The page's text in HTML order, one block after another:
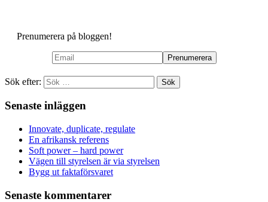
Prenumerera på bloggen!
Sök efter:
Senaste inläggen
Innovate, duplicate, regulate
En afrikansk referens
Soft power – hard power
Vägen till styrelsen är via styrelsen
Bygg ut faktaförsvaret
Senaste kommentarer